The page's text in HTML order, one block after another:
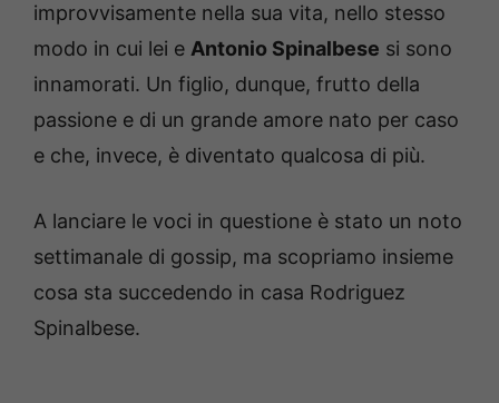
improvvisamente nella sua vita, nello stesso
modo in cui lei e Antonio Spinalbese si sono
innamorati. Un figlio, dunque, frutto della
passione e di un grande amore nato per caso
e che, invece, è diventato qualcosa di più.
A lanciare le voci in questione è stato un noto
settimanale di gossip, ma scopriamo insieme
cosa sta succedendo in casa Rodriguez
Spinalbese.